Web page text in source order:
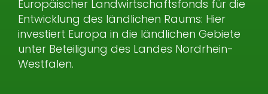
Europäischer Landwirtschaftsfonds für die
Entwicklung des ländlichen Raums: Hier
investiert Europa in die ländlichen Gebiete
unter Beteiligung des Landes Nordrhein-
Westfalen.